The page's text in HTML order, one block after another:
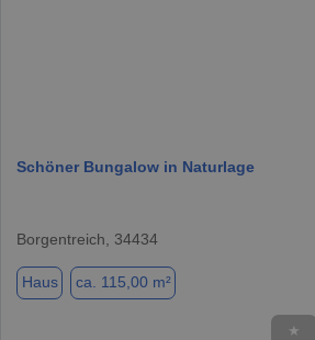
Schöner Bungalow in Naturlage
Borgentreich, 34434
Haus ca. 115,00 m²
★